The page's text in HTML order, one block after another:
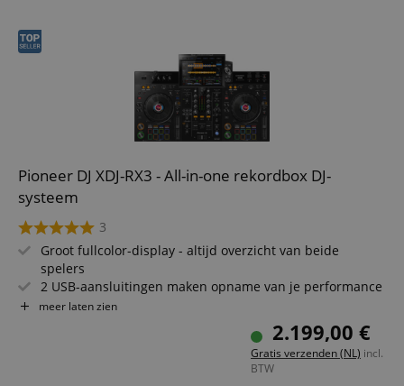
Pioneer DJ XDJ-RX3 - All-in-one rekordbox DJ-
systeem
3
Groot fullcolor-display - altijd overzicht van beide
spelers
2 USB-aansluitingen maken opname van je performance
mogelijk tijdens het afspelen
Werkt via rekordbox USB of de rekordbox-app
Professionele DJ-functies zoals Quantize, Beat Sync, Slip-
modus, Beat-teller, toonsoort-analyseweergave en
meer laten zien
2.199,00 €
Gratis verzenden (NL) incl.
BTW